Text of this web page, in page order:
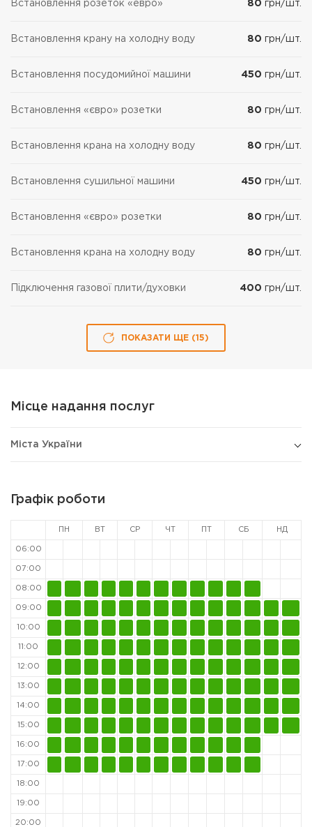
Встановлення розеток «евро» 80 грн/шт.
Встановлення крану на холодну воду 80 грн/шт.
Встановлення посудомийної машини 450 грн/шт.
Встановлення «євро» розетки 80 грн/шт.
Встановлення крана на холодну воду 80 грн/шт.
Встановлення сушильної машини 450 грн/шт.
Встановлення «євро» розетки 80 грн/шт.
Встановлення крана на холодну воду 80 грн/шт.
Підключення газової плити/духовки 400 грн/шт.
ПОКАЗАТИ ЩЕ (15)
Місце надання послуг
Міста України
Графік роботи
ПН ВТ СР ЧТ СБ НД
06:00
07:00
08:00
09:00
10:00
11:00
12:00
13:00
14:00
15:00
16:00
17:00
18:00
19:00
20:00